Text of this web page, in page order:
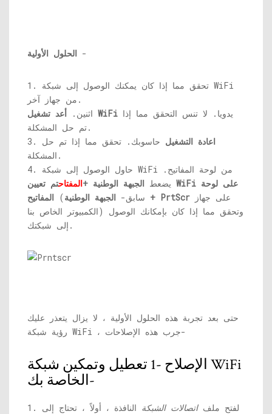
الحلول الأولية -
1. تحقق مما إذا كان يمكنك الوصول إلى شبكة WiFi
من جهاز آخر.
اثنين. أعد تشغيل WiFi
تم حل المشكلة.
3.
اعادة التشغيل حاسوبك. تحقق مما إذا تم حل
المشكلة.
4. حاول الوصول إلى شبكة WiFi من لوحة المفاتيح.
يضعط الجبهة الوطنية +المفتاحتم تعيين WiFi على لوحة
المفاتيح
(سابق- الجبهة الوطنية + PrtScr
الكمبيوتر الخاص بنا) وتحقق مما إذا كان بإمكانك الوصول
إلى شبكتك.
حتى بعد تجربة هذه الحلول الأولية ، لا يزال يتعذر عليك
رؤية شبكة WiFi ، جرب هذه الإصلاحات-
الإصلاح -1 تعطيل وتمكين شبكة WiFi
الخاصة بك-
1. لفتح ملفاتصالات الشبكة النافذة ، أولاً ، تحتاج إلى